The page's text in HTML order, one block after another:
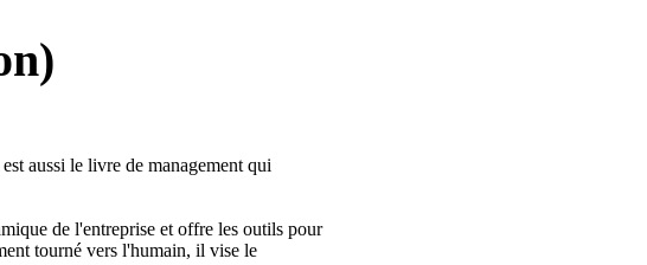
aussi le livre de management qui
de l'entreprise et offre les outils pour
tourné vers l'humain, il vise le